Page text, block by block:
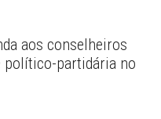
aos conselheiros
político-partidária no